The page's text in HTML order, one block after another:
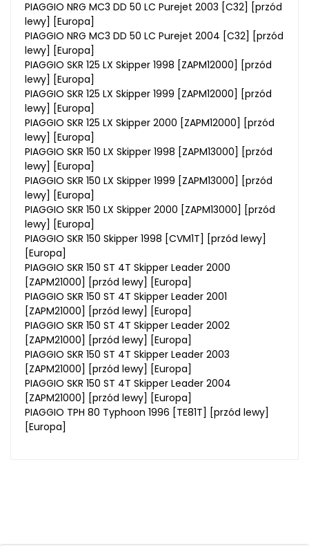
PIAGGIO NRG MC3 DD 50 LC Purejet 2003 [C32] [przód
lewy] [Europa]
PIAGGIO NRG MC3 DD 50 LC Purejet 2004 [C32] [przód
lewy] [Europa]
PIAGGIO SKR 125 LX Skipper 1998 [ZAPM12000] [przód
lewy] [Europa]
PIAGGIO SKR 125 LX Skipper 1999 [ZAPM12000] [przód
lewy] [Europa]
PIAGGIO SKR 125 LX Skipper 2000 [ZAPM12000] [przód
lewy] [Europa]
PIAGGIO SKR 150 LX Skipper 1998 [ZAPM13000] [przód
lewy] [Europa]
PIAGGIO SKR 150 LX Skipper 1999 [ZAPM13000] [przód
lewy] [Europa]
PIAGGIO SKR 150 LX Skipper 2000 [ZAPM13000] [przód
lewy] [Europa]
PIAGGIO SKR 150 Skipper 1998 [CVM1T] [przód lewy]
[Europa]
PIAGGIO SKR 150 ST 4T Skipper Leader 2000
[ZAPM21000] [przód lewy] [Europa]
PIAGGIO SKR 150 ST 4T Skipper Leader 2001
[ZAPM21000] [przód lewy] [Europa]
PIAGGIO SKR 150 ST 4T Skipper Leader 2002
[ZAPM21000] [przód lewy] [Europa]
PIAGGIO SKR 150 ST 4T Skipper Leader 2003
[ZAPM21000] [przód lewy] [Europa]
PIAGGIO SKR 150 ST 4T Skipper Leader 2004
[ZAPM21000] [przód lewy] [Europa]
PIAGGIO TPH 80 Typhoon 1996 [TE81T] [przód lewy]
[Europa]